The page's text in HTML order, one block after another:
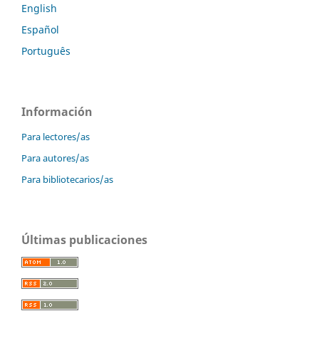
English
Español
Português
Información
Para lectores/as
Para autores/as
Para bibliotecarios/as
Últimas publicaciones